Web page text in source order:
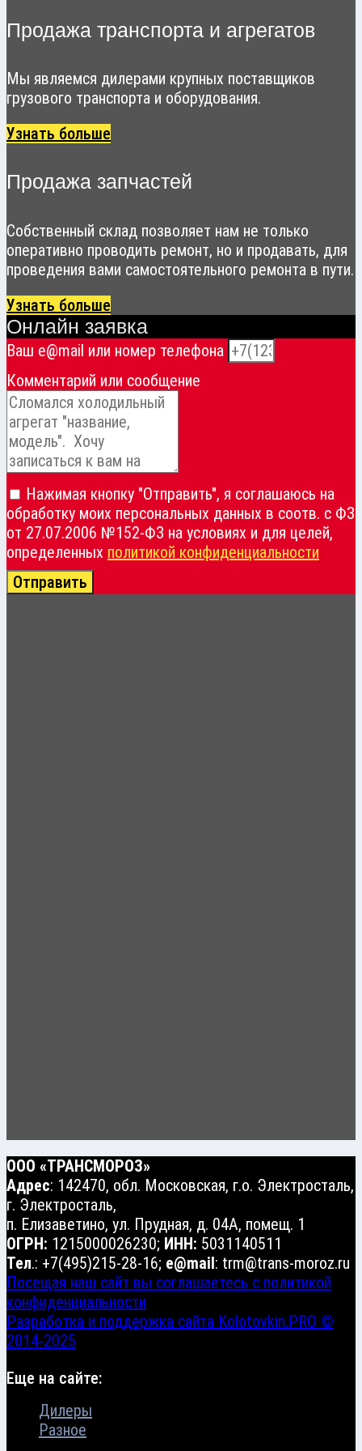
Продажа транспорта и агрегатов
Мы являемся дилерами крупных поставщиков
грузового транспорта и оборудования.
Узнать больше
Продажа запчастей
Собственный склад позволяет нам не только
оперативно проводить ремонт, но и продавать, для
проведения вами самостоятельного ремонта в пути.
Узнать больше
Онлайн заявка
Ваш e@mail или номер телефона
Комментарий или сообщение
Нажимая кнопку "Отправить", я соглашаюсь на
обработку моих персональных данных в соотв. с ФЗ
от 27.07.2006 №152-ФЗ на условиях и для целей,
определенных политикой конфиденциальности
Отправить
ООО «ТРАНСМОРОЗ»
Адрес: 142470, обл. Московская, г.о. Электросталь,
г. Электросталь,
п. Елизаветино, ул. Прудная, д. 04А, помещ. 1
ОГРН: 1215000026230; ИНН: 5031140511
Тел.: +7(495)215-28-16; e@mail: trm@trans-moroz.ru
Посещая наш сайт вы соглашаетесь с политикой
конфиденциальности
Разработка и поддержка сайта Kolotovkin.PRO ©
2014-2025
Еще на сайте:
Дилеры
Разное